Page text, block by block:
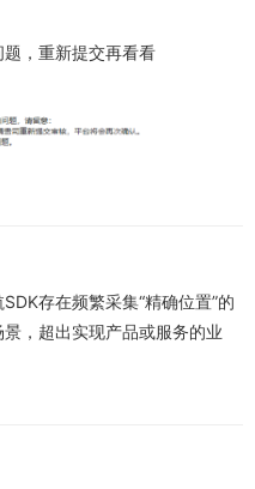
，重新提交再看看
存在频繁采集“精确位置”的
，超出实现产品或服务的业